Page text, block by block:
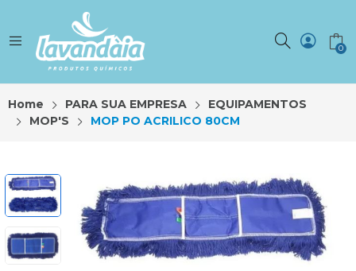
0
Home PARA SUA EMPRESA
EQUIPAMENTOS
MOP'S
MOP PO ACRILICO 80CM